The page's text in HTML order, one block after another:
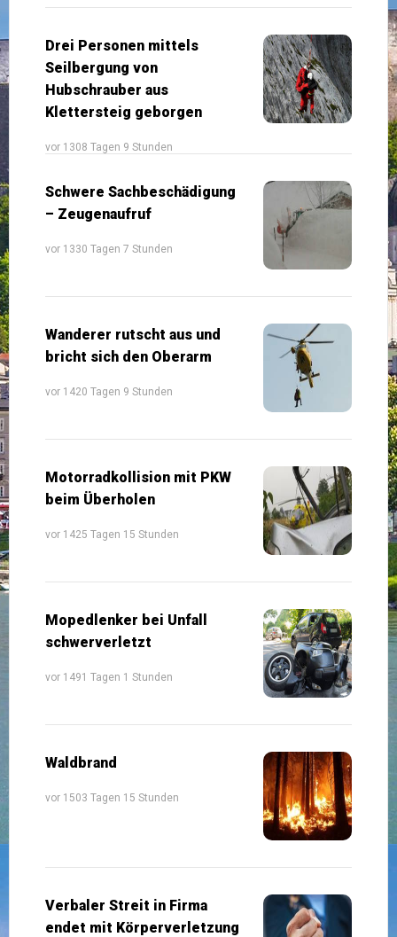
Drei Personen mittels
Seilbergung von
Hubschrauber aus
Klettersteig geborgen
vor 1308 Tagen 9 Stunden
Schwere Sachbeschädigung
– Zeugenaufruf
vor 1330 Tagen 7 Stunden
Wanderer rutscht aus und
bricht sich den Oberarm
vor 1420 Tagen 9 Stunden
Motorradkollision mit PKW
beim Überholen
vor 1425 Tagen 15 Stunden
Mopedlenker bei Unfall
schwerverletzt
vor 1491 Tagen 1 Stunden
Waldbrand
vor 1503 Tagen 15 Stunden
Verbaler Streit in Firma
endet mit Körperverletzung